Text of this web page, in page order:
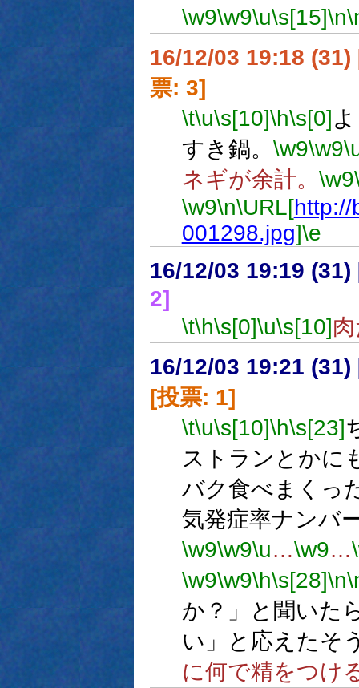
\w9\w9\u\s[15]\n
16/12/03 19:18 (31)
票: 3]
\t\u\s[10]\h\s[0]
すき鍋。 \w9\w9
ネギが余計。 \w9
\w9\n\URL[http://
001298.jpg]\e
16/12/03 19:19 (31)
2]
\t\h\s[0]\u\s[10]
16/12/03 19:21 (31)
[投票: 1]
\t\u\s[10]\h\s[23]
ストランとかに
バク食べまくっ
気発症率ナンバ
\w9\w9\u…\w9…
\w9\w9\h\s[28]\n
か？」と聞いた
い」と応えたそ
に何で精をつけ